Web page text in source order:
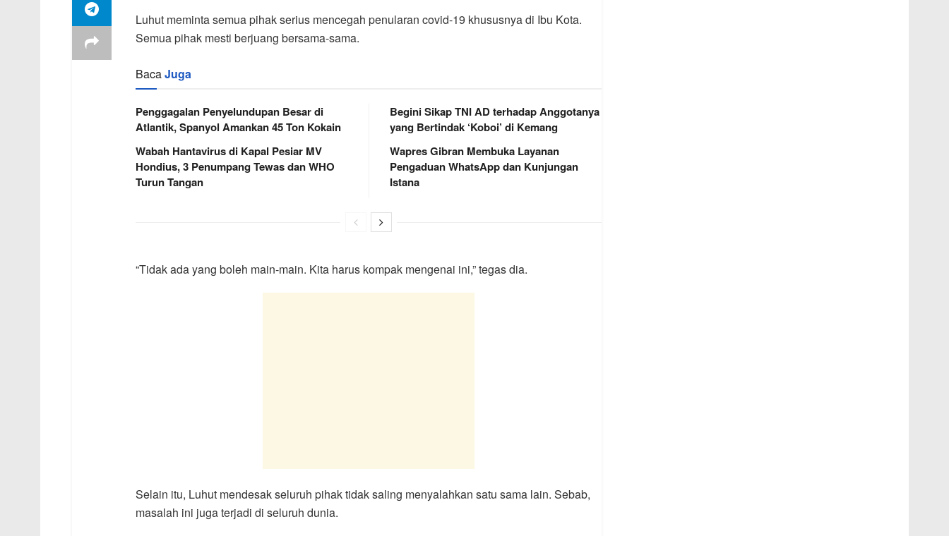
Luhut meminta semua pihak serius mencegah penularan covid-19 khususnya di Ibu Kota.
Semua pihak mesti berjuang bersama-sama.
BacaJuga
Penggagalan Penyelundupan Besar di
Atlantik, Spanyol Amankan 45 Ton Kokain
Wabah Hantavirus di Kapal Pesiar MV
Hondius, 3 Penumpang Tewas dan WHO
Turun Tangan
Begini Sikap TNI AD terhadap Anggotanya
yang Bertindak ‘Koboi’ di Kemang
Wapres Gibran Membuka Layanan
Pengaduan WhatsApp dan Kunjungan
Istana
“Tidak ada yang boleh main-main. Kita harus kompak mengenai ini,” tegas dia.
Selain itu, Luhut mendesak seluruh pihak tidak saling menyalahkan satu sama lain. Sebab,
masalah ini juga terjadi di seluruh dunia.